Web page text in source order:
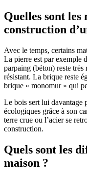
Quelles sont
construction
Avec le temps, certains
La pierre est par exemple
parpaing (béton) reste
résistant. La brique reste
brique « monomur » qui
Le bois sert lui davantage
écologiques grâce à son
terre crue ou l’acier se
construction.
Quels sont les
maison ?